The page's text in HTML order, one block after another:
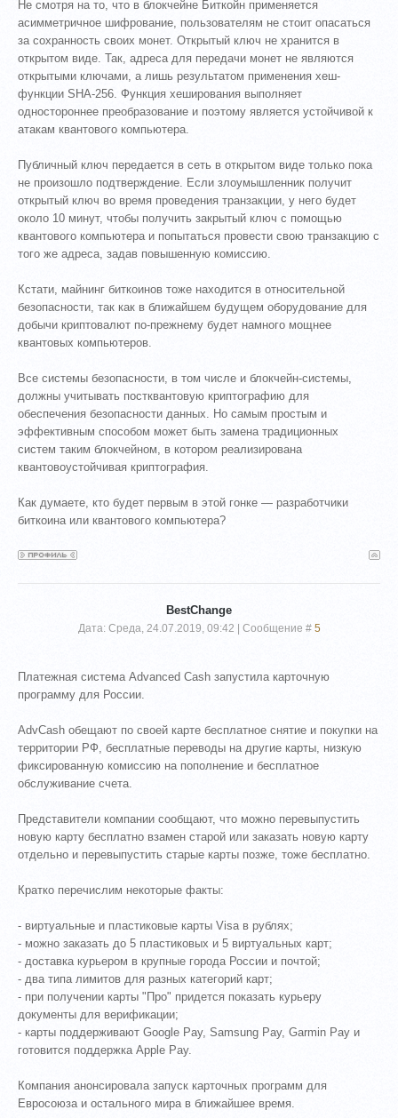
Не смотря на то, что в блокчейне Биткойн применяется
асимметричное шифрование, пользователям не стоит опасаться
за сохранность своих монет. Открытый ключ не хранится в
открытом виде. Так, адреса для передачи монет не являются
открытыми ключами, а лишь результатом применения хеш-
функции SHA-256. Функция хеширования выполняет
одностороннее преобразование и поэтому является устойчивой к
атакам квантового компьютера.
Публичный ключ передается в сеть в открытом виде только пока
не произошло подтверждение. Если злоумышленник получит
открытый ключ во время проведения транзакции, у него будет
около 10 минут, чтобы получить закрытый ключ с помощью
квантового компьютера и попытаться провести свою транзакцию с
того же адреса, задав повышенную комиссию.
Кстати, майнинг биткоинов тоже находится в относительной
безопасности, так как в ближайшем будущем оборудование для
добычи криптовалют по-прежнему будет намного мощнее
квантовых компьютеров.
Все системы безопасности, в том числе и блокчейн-системы,
должны учитывать постквантовую криптографию для
обеспечения безопасности данных. Но самым простым и
эффективным способом может быть замена традиционных
систем таким блокчейном, в котором реализирована
квантовоустойчивая криптография.
Как думаете, кто будет первым в этой гонке — разработчики
биткоина или квантового компьютера?
BestChange
Дата: Среда, 24.07.2019, 09:42 | Сообщение # 5
Платежная система Advanced Cash запустила карточную
программу для России.
AdvCash обещают по своей карте бесплатное снятие и покупки на
территории РФ, бесплатные переводы на другие карты, низкую
фиксированную комиссию на пополнение и бесплатное
обслуживание счета.
Представители компании сообщают, что можно перевыпустить
новую карту бесплатно взамен старой или заказать новую карту
отдельно и перевыпустить старые карты позже, тоже бесплатно.
Кратко перечислим некоторые факты:
- виртуальные и пластиковые карты Visa в рублях;
- можно заказать до 5 пластиковых и 5 виртуальных карт;
- доставка курьером в крупные города России и почтой;
- два типа лимитов для разных категорий карт;
- при получении карты "Про" придется показать курьеру
документы для верификации;
- карты поддерживают Google Pay, Samsung Pay, Garmin Pay и
готовится поддержка Apple Pay.
Компания анонсировала запуск карточных программ для
Евросоюза и остального мира в ближайшее время.